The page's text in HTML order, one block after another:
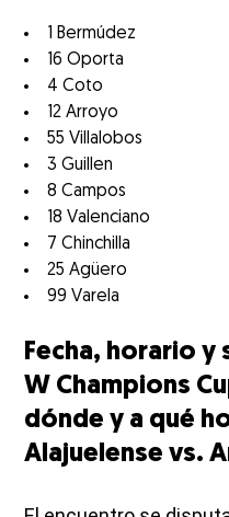
1 Bermúdez
16 Oporta
4 Coto
12 Arroyo
55 Villalobos
3 Guillen
8 Campos
18 Valenciano
7 Chinchilla
25 Agüero
99 Varela
Fecha, horario y
W Champions
dónde y a qué
Alajuelense vs.